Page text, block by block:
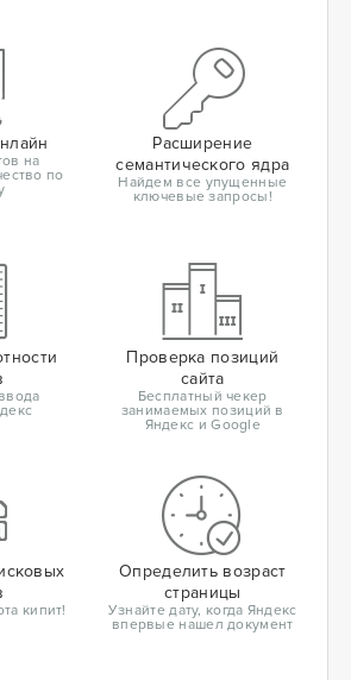
на
по
Расширение
семантического ядра
Найдем все упущенные
ключевые запросы!
Проверка позиций
сайта
Бесплатный чекер
занимаемых позиций в
Яндекс и Google
кипит!
Определить возраст
страницы
Узнайте дату, когда Яндекс
впервые нашел документ